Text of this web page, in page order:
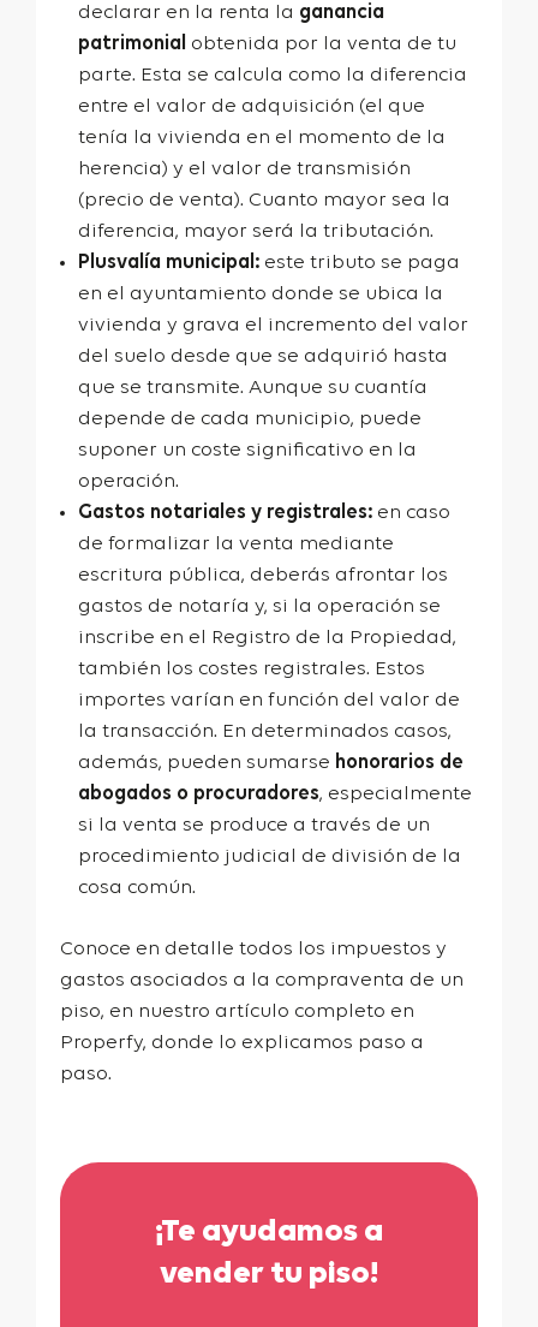
declarar en la renta la ganancia
patrimonial obtenida por la venta de tu
parte. Esta se calcula como la diferencia
entre el valor de adquisición (el que
tenía la vivienda en el momento de la
herencia) y el valor de transmisión
(precio de venta). Cuanto mayor sea la
diferencia, mayor será la tributación.
Plusvalía municipal: este tributo se paga
en el ayuntamiento donde se ubica la
vivienda y grava el incremento del valor
del suelo desde que se adquirió hasta
que se transmite. Aunque su cuantía
depende de cada municipio, puede
suponer un coste significativo en la
operación.
Gastos notariales y registrales: en caso
de formalizar la venta mediante
escritura pública, deberás afrontar los
gastos de notaría y, si la operación se
inscribe en el Registro de la Propiedad,
también los costes registrales. Estos
importes varían en función del valor de
la transacción. En determinados casos,
además, pueden sumarse honorarios de
abogados o procuradores, especialmente
si la venta se produce a través de un
procedimiento judicial de división de la
cosa común.
Conoce en detalle todos los impuestos y
gastos asociados a la compraventa de un
piso, en nuestro artículo completo en
Properfy, donde lo explicamos paso a
paso.
¡Te ayudamos a
vender tu piso!